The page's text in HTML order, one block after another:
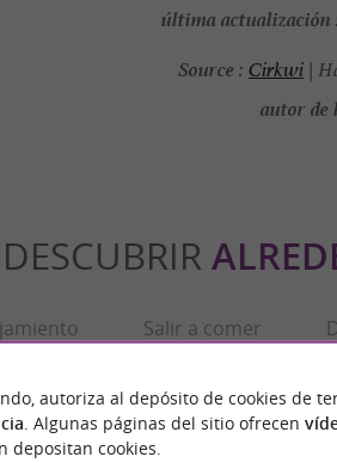
última actualización
Source : Cirkwi|
autor de
Salir a comer
autoriza al depósito de cookies de
. Algunas páginas del sitio ofrecen
depositan cookies.